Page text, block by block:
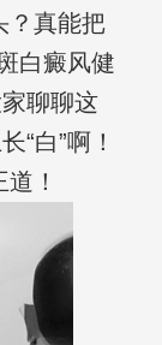
？真能把
白癜风健
聊聊这
“白”啊！
！